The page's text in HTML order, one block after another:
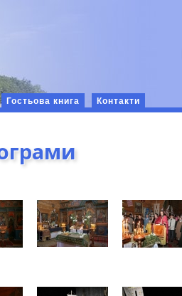
Гостьова книга Контакти